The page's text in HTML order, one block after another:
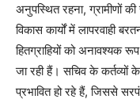
अनुपस्थित रहना, ग्रामीणों
विकास कार्यों में लापरवाही
हितग्राहियों को अनावश्यक
जा रही हैं। सचिव के कर्तव्यों
प्रभावित हो रहे हैं, जिससे